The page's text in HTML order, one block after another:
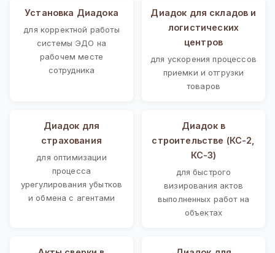
Установка Диадока
для корректной работы
системы ЭДО на
рабочем месте
сотрудника
Диадок для складов и
логистических
центров
для ускорения процессов
приемки и отгрузки
товаров
Диадок для
страхования
для оптимизации
процесса
урегулирования убытков
и обмена с агентами
Диадок в
строительстве (КС-2,
КС-3)
для быстрого
визирования актов
выполненных работ на
объектах